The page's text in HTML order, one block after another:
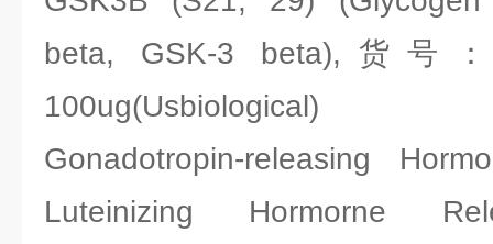
beta, GSK-3 beta),货号：
100ug(Usbiological)
Gonadotropin-releasing
Luteinizing Hormorne